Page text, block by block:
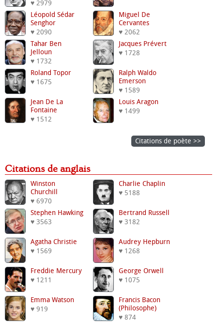
♥ 2979
Léopold Sédar
Senghor
♥ 2090
Miguel De
Cervantes
♥ 2062
Tahar Ben
Jelloun
♥ 1732
Jacques Prévert
♥ 1728
Roland Topor
♥ 1675
Ralph Waldo
Emerson
♥ 1589
Jean De La
Fontaine
♥ 1512
Louis Aragon
♥ 1499
Citations de poète >>
Citations de anglais
Winston
Churchill
♥ 6970
Charlie Chaplin
♥ 5188
Stephen Hawking
♥ 3563
Bertrand Russell
♥ 3182
Agatha Christie
♥ 1569
Audrey Hepburn
♥ 1268
Freddie Mercury
♥ 1211
George Orwell
♥ 1075
Emma Watson
♥ 919
Francis Bacon
(philosophe)
♥ 874